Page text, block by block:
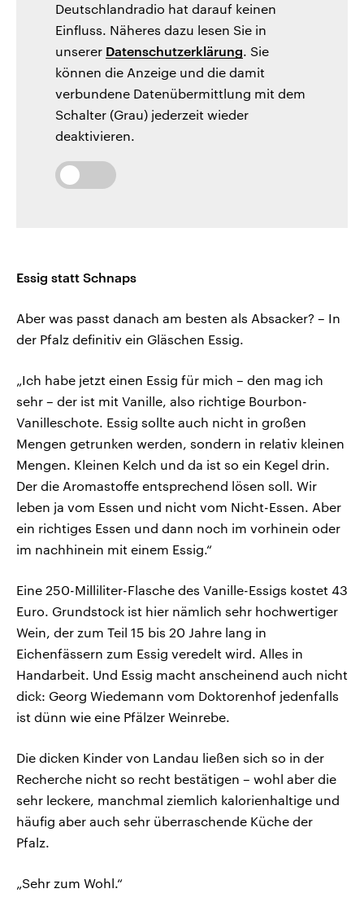
Deutschlandradio hat darauf keinen
Einfluss. Näheres dazu lesen Sie in
unserer Datenschutzerklärung. Sie
können die Anzeige und die damit
verbundene Datenübermittlung mit dem
Schalter (Grau) jederzeit wieder
deaktivieren.
Essig statt Schnaps
Aber was passt danach am besten als Absacker? – In
der Pfalz definitiv ein Gläschen Essig.
„Ich habe jetzt einen Essig für mich – den mag ich
sehr – der ist mit Vanille, also richtige Bourbon-
Vanilleschote. Essig sollte auch nicht in großen
Mengen getrunken werden, sondern in relativ kleinen
Mengen. Kleinen Kelch und da ist so ein Kegel drin.
Der die Aromastoffe entsprechend lösen soll. Wir
leben ja vom Essen und nicht vom Nicht-Essen. Aber
ein richtiges Essen und dann noch im vorhinein oder
im nachhinein mit einem Essig.“
Eine 250-Milliliter-Flasche des Vanille-Essigs kostet 43
Euro. Grundstock ist hier nämlich sehr hochwertiger
Wein, der zum Teil 15 bis 20 Jahre lang in
Eichenfässern zum Essig veredelt wird. Alles in
Handarbeit. Und Essig macht anscheinend auch nicht
dick: Georg Wiedemann vom Doktorenhof jedenfalls
ist dünn wie eine Pfälzer Weinrebe.
Die dicken Kinder von Landau ließen sich so in der
Recherche nicht so recht bestätigen – wohl aber die
sehr leckere, manchmal ziemlich kalorienhaltige und
häufig aber auch sehr überraschende Küche der
Pfalz.
„Sehr zum Wohl.“